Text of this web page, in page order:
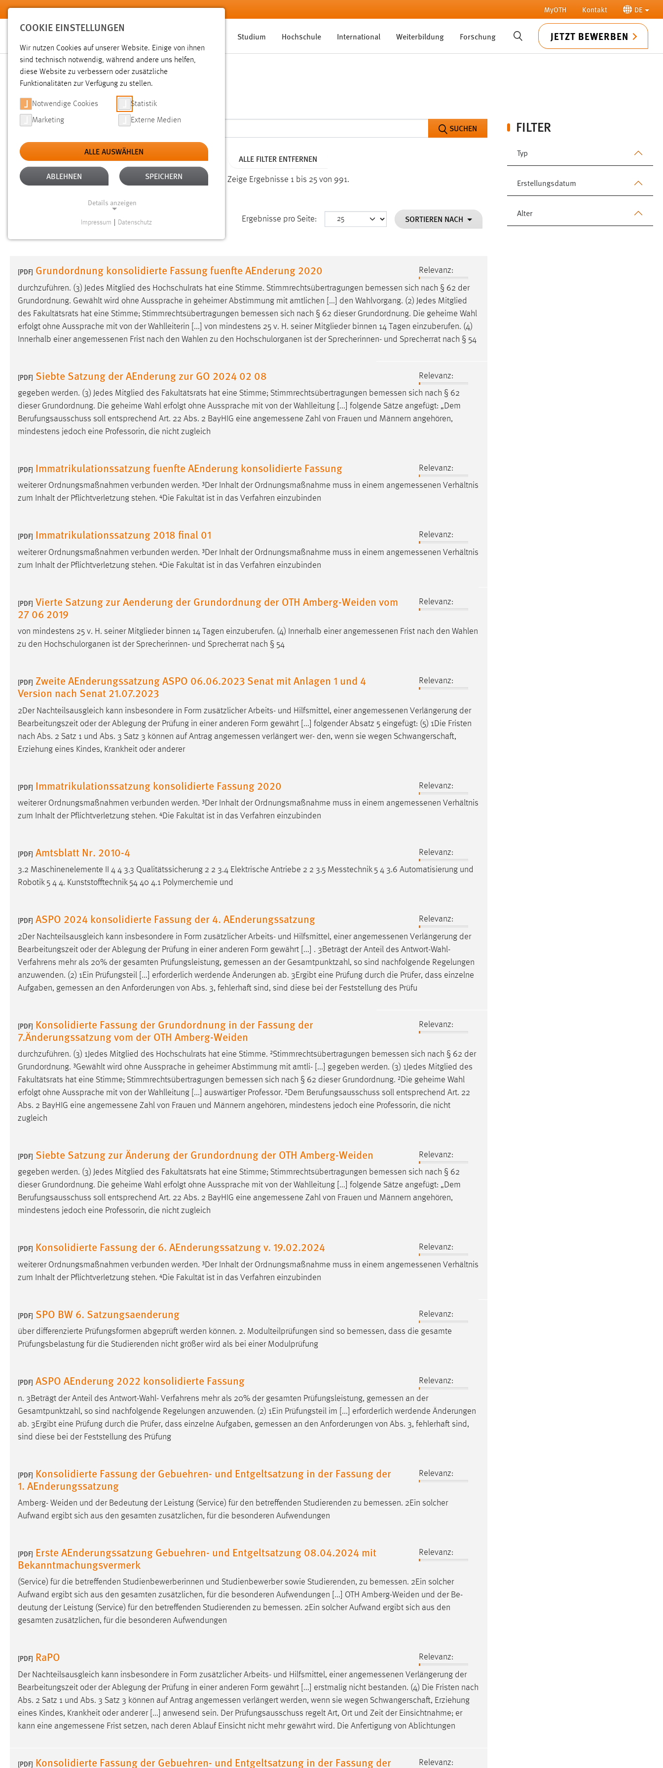
Zum Hauptinhalt springen MyOTH Kontakt DE
Studium Hochschule International Weiterbildung Forschung SUCHE JETZT BEWERBEN
SUCHE
FILTER
Typ
Erstellungsdatum
Alter
SUCHEN
Aktive Filter: TYP: DATEIEN ALTER: ÜBER EIN JAHR ALLE FILTER ENTFERNEN
Gesucht nach "Messe". Es wurden 991 Ergebnisse gefunden. Zeige Ergebnisse 1 bis 25 von 991.
Ergebnisse pro Seite: SORTIEREN NACH
[PDF] Grundordnung konsolidierte Fassung fuenfte AEnderung 2020
Relevanz:
durchzuführen. (3) Jedes Mitglied des Hochschulrats hat eine Stimme. Stimmrechtsübertragungen bemessen sich nach § 62 der
Grundordnung. Gewählt wird ohne Aussprache in geheimer Abstimmung mit amtlichen [...] den Wahlvorgang. (2) Jedes Mitglied
des Fakultätsrats hat eine Stimme; Stimmrechtsübertragungen bemessen sich nach § 62 dieser Grundordnung. Die geheime Wahl
erfolgt ohne Aussprache mit von der Wahlleiterin [...] von mindestens 25 v. H. seiner Mitglieder binnen 14 Tagen einzuberufen. (4)
Innerhalb einer angemessenen Frist nach den Wahlen zu den Hochschulorganen ist der Sprecherinnen- und Sprecherrat nach § 54
[PDF] Siebte Satzung der AEnderung zur GO 2024 02 08
Relevanz:
gegeben werden. (3) Jedes Mitglied des Fakultätsrats hat eine Stimme; Stimmrechtsübertragungen bemessen sich nach § 62
dieser Grundordnung. Die geheime Wahl erfolgt ohne Aussprache mit von der Wahlleitung [...] folgende Sätze angefügt: „Dem
Berufungsausschuss soll entsprechend Art. 22 Abs. 2 BayHIG eine angemessene Zahl von Frauen und Männern angehören,
mindestens jedoch eine Professorin, die nicht zugleich
[PDF] Immatrikulationssatzung fuenfte AEnderung konsolidierte Fassung
Relevanz:
weiterer Ordnungsmaßnahmen verbunden werden. ³Der Inhalt der Ordnungsmaßnahme muss in einem angemessenen Verhältnis
zum Inhalt der Pflichtverletzung stehen. ⁴Die Fakultät ist in das Verfahren einzubinden
[PDF] Immatrikulationssatzung 2018 final 01
Relevanz:
weiterer Ordnungsmaßnahmen verbunden werden. ³Der Inhalt der Ordnungsmaßnahme muss in einem angemessenen Verhältnis
zum Inhalt der Pflichtverletzung stehen. ⁴Die Fakultät ist in das Verfahren einzubinden
[PDF] Vierte Satzung zur Aenderung der Grundordnung der OTH Amberg-Weiden vom
27 06 2019
Relevanz:
von mindestens 25 v. H. seiner Mitglieder binnen 14 Tagen einzuberufen. (4) Innerhalb einer angemessenen Frist nach den Wahlen
zu den Hochschulorganen ist der Sprecherinnen- und Sprecherrat nach § 54
[PDF] Zweite AEnderungssatzung ASPO 06.06.2023 Senat mit Anlagen 1 und 4
Version nach Senat 21.07.2023
Relevanz:
2Der Nachteilsausgleich kann insbesondere in Form zusätzlicher Arbeits- und Hilfsmittel, einer angemessenen Verlängerung der
Bearbeitungszeit oder der Ablegung der Prüfung in einer anderen Form gewährt [...] folgender Absatz 5 eingefügt: (5) 1Die Fristen
nach Abs. 2 Satz 1 und Abs. 3 Satz 3 können auf Antrag angemessen verlängert wer- den, wenn sie wegen Schwangerschaft,
Erziehung eines Kindes, Krankheit oder anderer
[PDF] Immatrikulationssatzung konsolidierte Fassung 2020
Relevanz:
weiterer Ordnungsmaßnahmen verbunden werden. ³Der Inhalt der Ordnungsmaßnahme muss in einem angemessenen Verhältnis
zum Inhalt der Pflichtverletzung stehen. ⁴Die Fakultät ist in das Verfahren einzubinden
[PDF] Amtsblatt Nr. 2010-4
Relevanz:
3.2 Maschinenelemente II 4 4 3.3 Qualitätssicherung 2 2 3.4 Elektrische Antriebe 2 2 3.5 Messtechnik5 4 3.6 Automatisierung und
Robotik 5 4 4. Kunststofftechnik 54 40 4.1 Polymerchemie und
[PDF] ASPO 2024 konsolidierte Fassung der 4. AEnderungssatzung
Relevanz:
2Der Nachteilsausgleich kann insbesondere in Form zusätzlicher Arbeits- und Hilfsmittel, einer angemessenen Verlängerung der
Bearbeitungszeit oder der Ablegung der Prüfung in einer anderen Form gewährt [...] . 3Beträgt der Anteil des Antwort-Wahl-
Verfahrens mehr als 20% der gesamten Prüfungsleistung, gemessen an der Gesamtpunktzahl, so sind nachfolgende Regelungen
anzuwenden. (2) 1Ein Prüfungsteil [...] erforderlich werdende Änderungen ab. 3Ergibt eine Prüfung durch die Prüfer, dass einzelne
Aufgaben, gemessen an den Anforderungen von Abs. 3, fehlerhaft sind, sind diese bei der Feststellung des Prüfu
[PDF] Konsolidierte Fassung der Grundordnung in der Fassung der
7.Änderungssatzung vom der OTH Amberg-Weiden
Relevanz:
durchzuführen. (3) 1Jedes Mitglied des Hochschulrats hat eine Stimme. ²Stimmrechtsübertragungen bemessen sich nach § 62 der
Grundordnung. ³Gewählt wird ohne Aussprache in geheimer Abstimmung mit amtli- [...] gegeben werden. (3) 1Jedes Mitglied des
Fakultätsrats hat eine Stimme; Stimmrechtsübertragungen bemessen sich nach § 62 dieser Grundordnung. ²Die geheime Wahl
erfolgt ohne Aussprache mit von der Wahlleitung [...] auswärtiger Professor. ²Dem Berufungsausschuss soll entsprechend Art. 22
Abs. 2 BayHIG eine angemessene Zahl von Frauen und Männern angehören, mindestens jedoch eine Professorin, die nicht
zugleich
[PDF] Siebte Satzung zur Änderung der Grundordnung der OTH Amberg-Weiden
Relevanz:
gegeben werden. (3) Jedes Mitglied des Fakultätsrats hat eine Stimme; Stimmrechtsübertragungen bemessen sich nach § 62
dieser Grundordnung. Die geheime Wahl erfolgt ohne Aussprache mit von der Wahlleitung [...] folgende Sätze angefügt: „Dem
Berufungsausschuss soll entsprechend Art. 22 Abs. 2 BayHIG eine angemessene Zahl von Frauen und Männern angehören,
mindestens jedoch eine Professorin, die nicht zugleich
[PDF] Konsolidierte Fassung der 6. AEnderungssatzung v. 19.02.2024
Relevanz:
weiterer Ordnungsmaßnahmen verbunden werden. ³Der Inhalt der Ordnungsmaßnahme muss in einem angemessenen Verhältnis
zum Inhalt der Pflichtverletzung stehen. ⁴Die Fakultät ist in das Verfahren einzubinden
[PDF] SPO BW 6. Satzungsaenderung
Relevanz:
über differenzierte Prüfungsformen abgeprüft werden können. 2. Modulteilprüfungen sind so bemessen, dass die gesamte
Prüfungsbelastung für die Studierenden nicht größer wird als bei einer Modulprüfung
[PDF] ASPO AEnderung 2022 konsolidierte Fassung
Relevanz:
n. 3Beträgt der Anteil des Antwort-Wahl- Verfahrens mehr als 20% der gesamten Prüfungsleistung, gemessen an der
Gesamtpunktzahl, so sind nachfolgende Regelungen anzuwenden. (2) 1Ein Prüfungsteil im [...] erforderlich werdende Änderungen
ab. 3Ergibt eine Prüfung durch die Prüfer, dass einzelne Aufgaben, gemessen an den Anforderungen von Abs. 3, fehlerhaft sind,
sind diese bei der Feststellung des Prüfung
[PDF] Konsolidierte Fassung der Gebuehren- und Entgeltsatzung in der Fassung der
1. AEnderungssatzung
Relevanz:
Amberg- Weiden und der Bedeutung der Leistung (Service) für den betreffenden Studierenden zu bemessen. 2Ein solcher
Aufwand ergibt sich aus den gesamten zusätzlichen, für die besonderen Aufwendungen
[PDF] Erste AEnderungssatzung Gebuehren- und Entgeltsatzung 08.04.2024 mit
Bekanntmachungsvermerk
Relevanz:
(Service) für die betreffenden Studienbewerberinnen und Studienbewerber sowie Studierenden, zu bemessen. 2Ein solcher
Aufwand ergibt sich aus den gesamten zusätzlichen, für die besonderen Aufwendungen [...] OTH Amberg-Weiden und der Be-
deutung der Leistung (Service) für den betreffenden Studierenden zu bemessen. 2Ein solcher Aufwand ergibt sich aus den
gesamten zusätzlichen, für die besonderen Aufwendungen
[PDF] RaPO
Relevanz:
Der Nachteilsausgleich kann insbesondere in Form zusätzlicher Arbeits- und Hilfsmittel, einer angemessenen Verlängerung der
Bearbeitungszeit oder der Ablegung der Prüfung in einer anderen Form gewährt [...] erstmalig nicht bestanden. (4) Die Fristen nach
Abs. 2 Satz 1 und Abs. 3 Satz 3 können auf Antrag angemessen verlängert werden, wenn sie wegen Schwangerschaft, Erziehung
eines Kindes, Krankheit oder anderer [...] anwesend sein. Der Prüfungsausschuss regelt Art, Ort und Zeit der Einsichtnahme; er
kann eine angemessene Frist setzen, nach deren Ablauf Einsicht nicht mehr gewährt wird. Die Anfertigung von Ablichtungen
[PDF] Konsolidierte Fassung der Gebuehren- und Entgeltsatzung in der Fassung der
Relevanz:
COOKIE EINSTELLUNGEN
Wir nutzen Cookies auf unserer Website. Einige von ihnen
sind technisch notwendig, während andere uns helfen,
diese Website zu verbessern oder zusätzliche
Funktionalitäten zur Verfügung zu stellen.
Notwendige Cookies Statistik
Marketing Externe Medien
ALLE AUSWÄHLEN
ABLEHNEN SPEICHERN
Details anzeigen
Website erforderlich.
Einverständnis
Name: cookie_consent
Zweck:
ausgewählten Einverständnis-Optionen
Cookie Laufzeit:
Performance
Name: staticfilecache
Sprachpräferenz
Sprache der Website.
Cookie Laufzeit: 30 Tage
Name:
MibewSessionID, MIBEW_UserID,
5e9dbeb1811c0446
Zweck:
Wird benötigt um die Chatfunktion
style-5e9dbeb1811c0446 =
Sitzungslaufzeit, mibew_locale = 3
Jahre, MIBEW_UserID = 1 Jahr
Login
Name: fe_user, be_user, be_lastLoginProvider
der Website einloggen zu können.
Cookie Laufzeit: 24 Stunden
Statistik Cookies erfassen Informationen anonym.
Diese Informationen helfen uns zu verstehen, wie
unsere Besucher unsere Website nutzen.
Name: _pk_ref, _pk_cvar, _pk_id, _pk_ses
Zweck:
Cookie Laufzeit: Max. 13 Monate
verwendet, um personalisierte Werbung anzuzeigen.
Sie tun dies, indem sie Besucher über Websites
hinweg verfolgen.
Google Ads
Name: _gcl_au
Anbieter:
Cookie Laufzeit: 3 Monate
Facebook Pixel
Name: _fbp
Um Inhalte von Videoplattformen und Social Media
externen Medien Cookies gesetzt.
Impressum Datenschutz